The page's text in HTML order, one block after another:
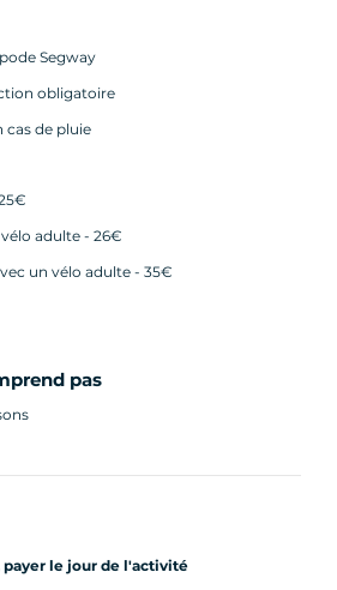
Segway
obligatoire
cas de pluie
adulte - 26€
un vélo adulte - 35€
pas
payer le jour de l'activité